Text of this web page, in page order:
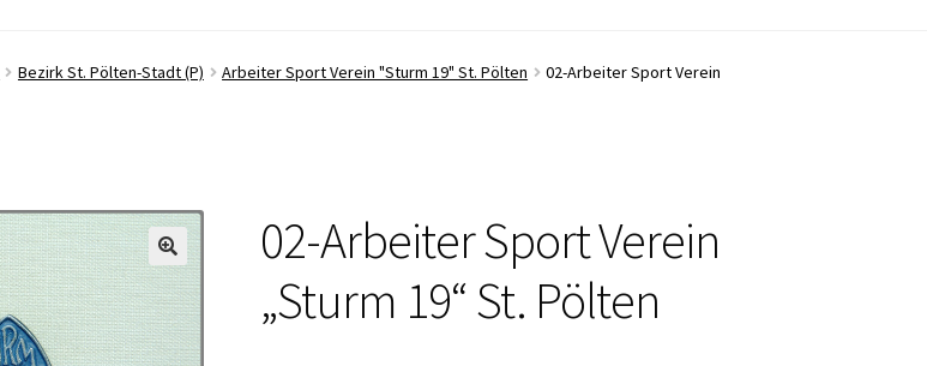
Bezirk St. Pölten-Stadt (P) Arbeiter Sport Verein "Sturm 19" St. Pölten
02-Arbeiter Sport Verein
02-Arbeiter Sport Verein
„Sturm 19“ St. Pölten